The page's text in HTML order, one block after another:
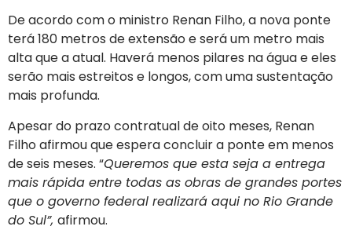
De acordo com o ministro Renan Filho, a nova ponte
terá 180 metros de extensão e será um metro mais
alta que a atual. Haverá menos pilares na água e eles
serão mais estreitos e longos, com uma sustentação
mais profunda.
Apesar do prazo contratual de oito meses, Renan
Filho afirmou que espera concluir a ponte em menos
de seis meses. “Queremos que esta seja a entrega
mais rápida entre todas as obras de grandes portes
que o governo federal realizará aqui no Rio Grande
do Sul”, afirmou.